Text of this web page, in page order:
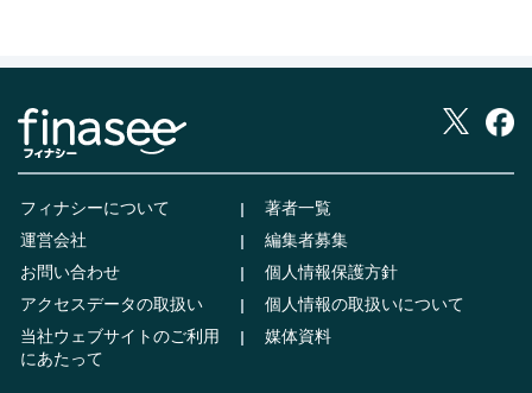
フィナシーについて
著者一覧
運営会社
編集者募集
お問い合わせ
個人情報保護方針
アクセスデータの取扱い
個人情報の取扱いについて
当社ウェブサイトのご利用
にあたって
媒体資料